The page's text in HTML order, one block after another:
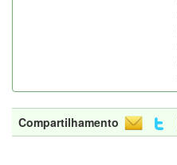
Compartilhamento